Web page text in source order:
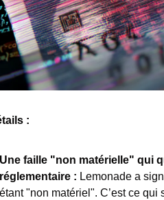
:
Une faille "non matérielle" qui
réglementaire : Lemonade a
étant "non matériel". C’est ce